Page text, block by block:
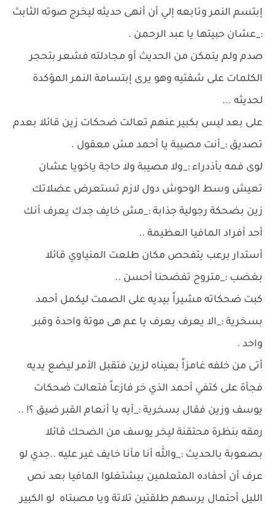
إبتسم النمر وتابعه إلي أن أنهى حديثه ليخرج صوته الثابث
:_عشان حبيتها يا عبد الرحمن .
صدم ولم يتمكن من الحديث أو مجادلته فشعر بتحجر
الكلمات على شفتيه وهو يرى إبتسامة النمر المؤكدة
لحديثه ...
على بعد ليس بكبير عنهم تعالت ضحكات زين قائلا بعدم
تصديق :_أنت مصيبة يا أحمد مش معقول .
لوى فمه بأذدراء :_ولا مصيبة ولا حاجة ياخويا عشان
تعيش وسط الوحوش دول لازم تستعرض عضلاتك
زين بضحكة رجولية جذابة :_مش خايف جدك يعرف أنك
أحد أفراد المافيا العظيمة ..
أستدار برعب يتفحص مكان طلعت المنياوي قائلا
بغضب :_متروح تفضحنا أحسن ..
كبت ضحكاته مشيراً بيديه على الصمت ليكمل أحمد
بسخرية :_الا يعرف يعرف يا عم هى موتة واحدة وقبر
واحد .
أتى من خلفه غامزاً بعيناه لزين فتقبل الأمر ليضع يديه
فجأة على كتفي أحمد الذي خر فازعاً فتعالت ضحكات
يوسف وزين فقال بسخرية :_أيه يا أنعام القبر ضيق ؟! ..
رمقه بنظرة محتقنة ليخر يوسف من الضحك قائلا
بصعوبة بالحديث :_والله أنا مأنا خايف غير عليه ..جدي لو
عرف أن أحفاده المتعلمين بيشتغلوا المافيا بعد نص
الليل أحتمال يرسهم طلقتين تلاتة ويا مصبتاه لو الكبير